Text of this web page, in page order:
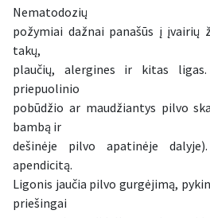
Nematodozių
požymiai dažnai panašūs į įvairių
takų,
plaučių, alergines ir kitas
priepuolinio
pobūdžio ar maudžiantys pilvo
bambą ir
dešinėje pilvo apatinėje
apendicitą.
Ligonis jaučia pilvo gurgėjimą,
priešingai